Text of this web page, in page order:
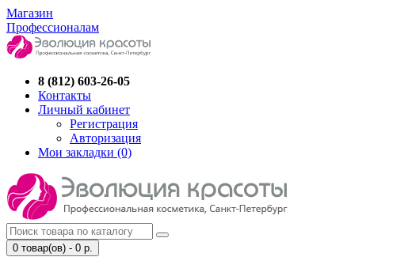
Магазин
Профессионалам
8 (812) 603-26-05
Контакты
Личный кабинет
Регистрация
Авторизация
Мои закладки (0)
0 товар(ов) - 0 р.